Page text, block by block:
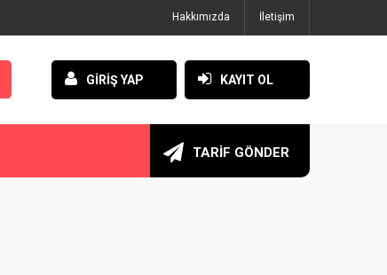
Hakkımızda İletişim
GİRİŞ YAP KAYIT OL
TARİF GÖNDER